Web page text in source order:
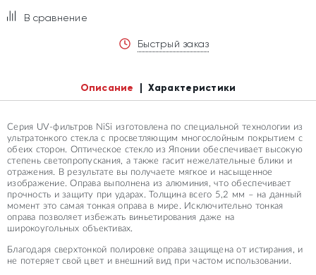
В сравнение
Быстрый заказ
Описание Характеристики
Серия UV-фильтров NiSi изготовлена по специальной технологии из
ультратонкого стекла с просветляющим многослойным покрытием с
обеих сторон. Оптическое стекло из Японии обеспечивает высокую
степень светопропускания, а также гасит нежелательные блики и
отражения. В результате вы получаете мягкое и насыщенное
изображение. Оправа выполнена из алюминия, что обеспечивает
прочность и защиту при ударах. Толщина всего 5,2 мм – на данный
момент это самая тонкая оправа в мире. Исключительно тонкая
оправа позволяет избежать виньетирования даже на
широкоугольных объективах.
Благодаря сверхтонкой полировке оправа защищена от истирания, и
не потеряет свой цвет и внешний вид при частом использовании.